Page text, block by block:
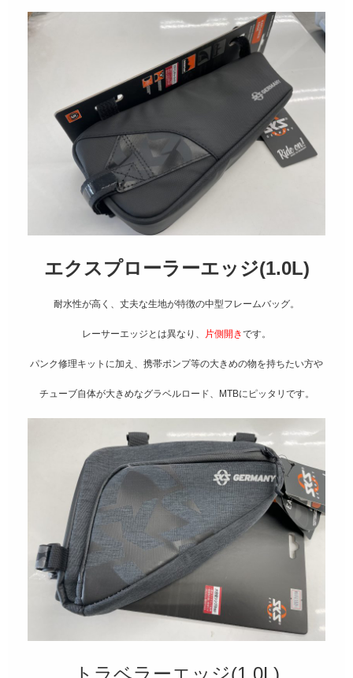
エクスプローラーエッジ(1.0L)
耐水性が高く、丈夫な生地が特徴の中型フレームバッグ。
レーサーエッジとは異なり、 片側開きです。
パンク修理キットに加え、携帯ポンプ等の大きめの物を持ちたい方や
チューブ自体が大きめなグラベルロード、MTBにピッタリです。
トラベラーエッジ(1.0L)